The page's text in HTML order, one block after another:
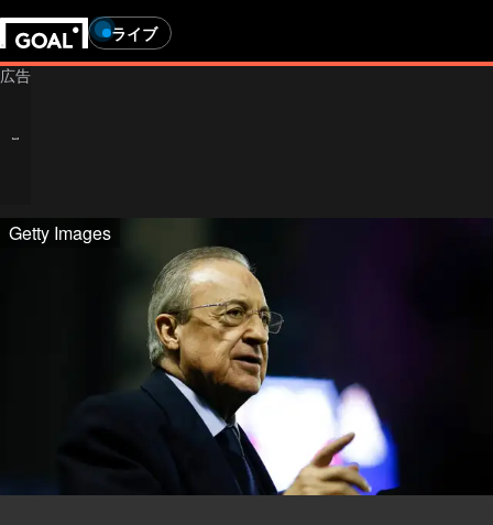
ライブ
Getty Images